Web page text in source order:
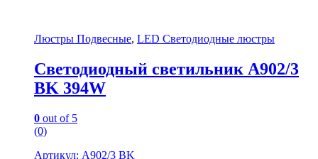
Люстры Подвесные, LED Светодиодные люстры
Светодиодный светильник A902/3
BK 394W
0 out of 5
(0)
Артикул: A902/3 BK